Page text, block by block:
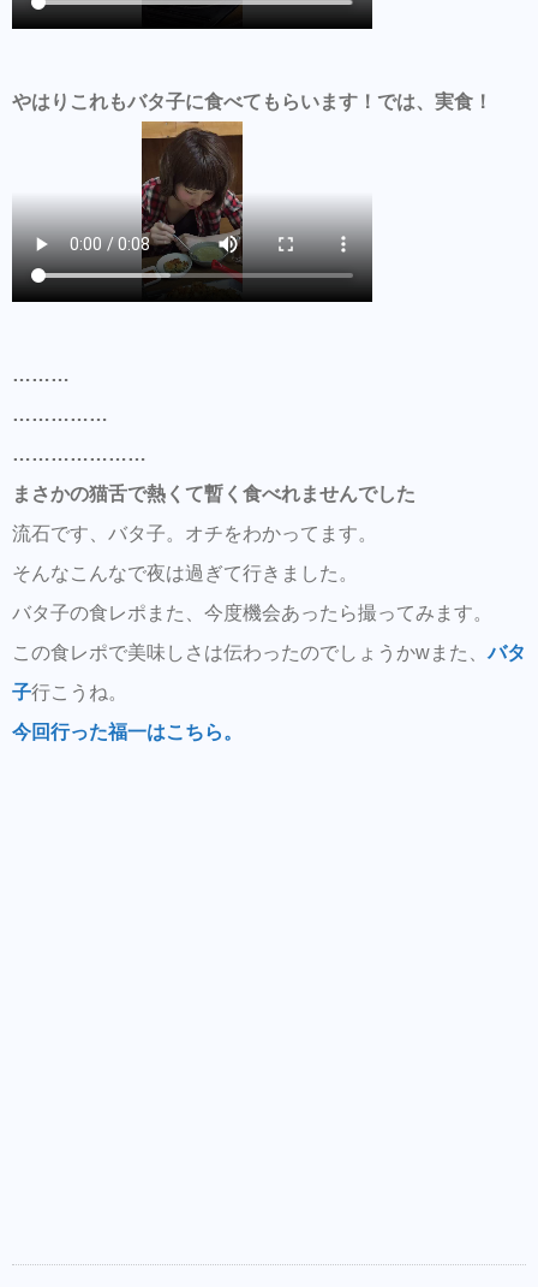
やはりこれもバタ子に食べてもらいます！では、実食！
………
……………
…………………
まさかの猫舌で熱くて暫く食べれませんでした
流石です、バタ子。オチをわかってます。
そんなこんなで夜は過ぎて行きました。
バタ子の食レポまた、今度機会あったら撮ってみます。
この食レポで美味しさは伝わったのでしょうかwまた、バタ
子行こうね。
今回行った福一はこちら。